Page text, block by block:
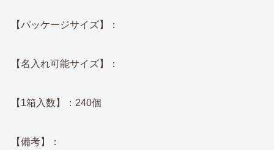
【パッケージサイズ】：
【名入れ可能サイズ】：
【1箱入数】：240個
【備考】：